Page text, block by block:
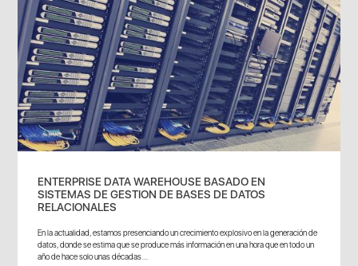
ENTERPRISE DATA WAREHOUSE BASADO EN
SISTEMAS DE GESTION DE BASES DE DATOS
RELACIONALES
En la actualidad, estamos presenciando un crecimiento explosivo en la generación de
datos, donde se estima que se produce más información en una hora que en todo un
año de hace solo unas décadas....